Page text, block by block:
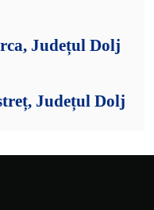
Județul Dolj
Județul Dolj